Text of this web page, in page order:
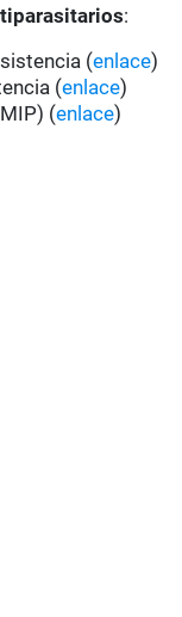
:
(enlace)
(enlace)
(enlace)